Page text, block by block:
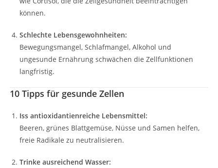
können.
Schlechte Lebensgewohnheiten:
Bewegungsmangel, Schlafmangel, Alkohol und
ungesunde Ernährung schwächen die Zellfunktionen
langfristig.
10 Tipps für gesunde Zellen
Iss antioxidantienreiche Lebensmittel:
Beeren, grünes Blattgemüse, Nüsse und Samen helfen,
freie Radikale zu neutralisieren.
Trinke ausreichend Wasser: